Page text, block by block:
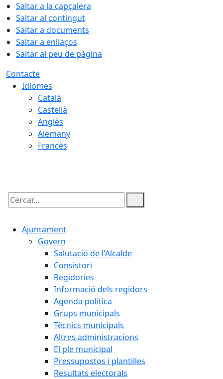
Saltar a la capçalera
Saltar al contingut
Saltar a documents
Saltar a enllaços
Saltar al peu de pàgina
Contacte
Idiomes
Català
Castellà
Anglès
Alemany
Francès
Cercar:
Ajuntament
Govern
Salutació de l'Alcalde
Consistori
Regidories
Informació dels regidors
Agenda política
Grups municipals
Tècnics municipals
Altres administracions
El ple municipal
Pressupostos i plantilles
Resultats electorals